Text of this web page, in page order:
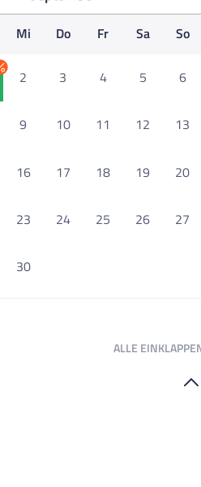
Mi Do Fr Sa So
2 3 4 5 6
9 10 11 12 13
16 17 18 19 20
23 24 25 26 27
30
ALLE